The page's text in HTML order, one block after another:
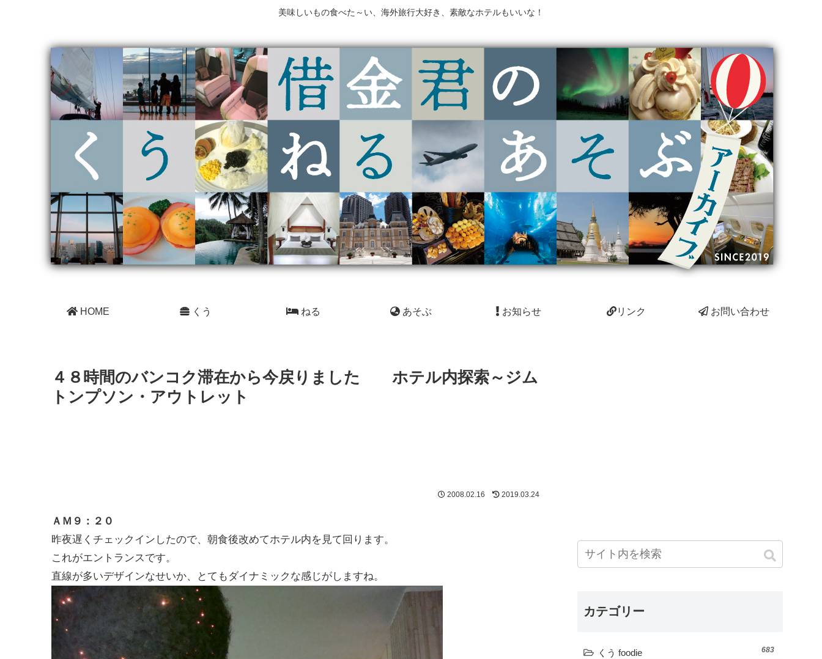
美味しいもの食べた～い、海外旅行大好き、素敵なホテルもいいな！
HOME くう ねる あそぶ お知らせ リンク お問い合わせ
４８時間のバンコク滞在から今戻りました ホテル内探索～ジム
トンプソン・アウトレット
2008.02.16 2019.03.24
ＡＭ９：２０
昨夜遅くチェックインしたので、朝食後改めてホテル内を見て回ります。
これがエントランスです。
直線が多いデザインなせいか、とてもダイナミックな感じがしますね。
カテゴリー
くう foodie 683